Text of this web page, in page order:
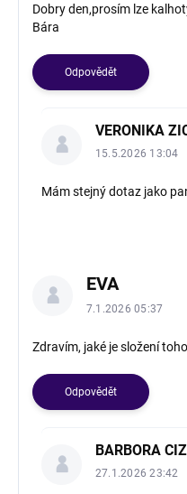
Dobry den,prosím lze
Bára
Odpovědět
VERONIKA
15.5.2026 13:04
Mám stejný dotaz jako
EVA
7.1.2026 05:37
Zdravím, jaké je složení
Odpovědět
BARBORA
27.1.2026 23:42